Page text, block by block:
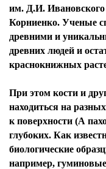
им. Д.И.
Корниенко. Ученые
древними и
древних людей и
краснокнижных
При этом кости и
находиться на
к поверхности (А
глубоких. Как
биологические
например,